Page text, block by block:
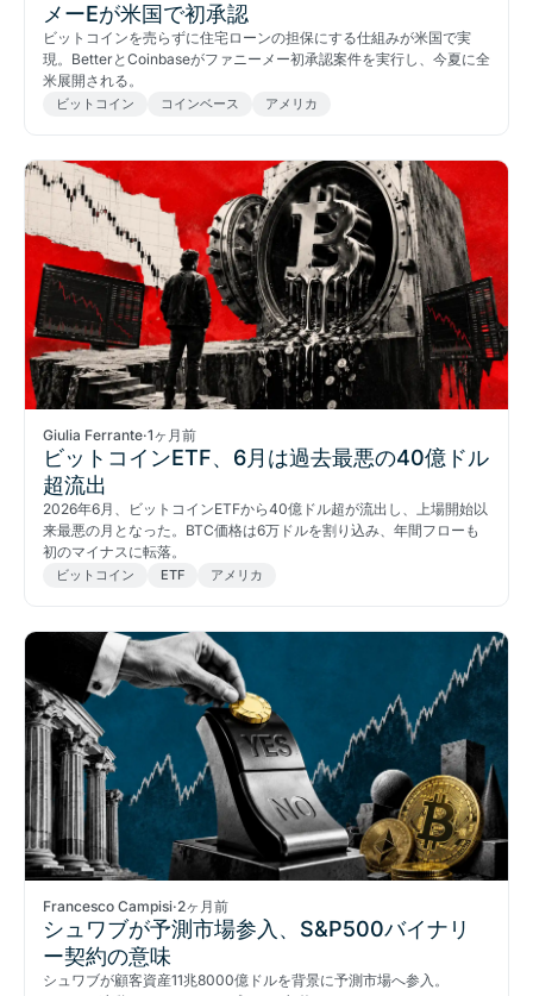
メーEが米国で初承認
ビットコインを売らずに住宅ローンの担保にする仕組みが米国で実
現。BetterとCoinbaseがファニーメー初承認案件を実行し、今夏に全
米展開される。
ビットコイン コインベース アメリカ
Giulia Ferrante·1ヶ月前
ビットコインETF、6月は過去最悪の40億ドル
超流出
2026年6月、ビットコインETFから40億ドル超が流出し、上場開始以
来最悪の月となった。BTC価格は6万ドルを割り込み、年間フローも
初のマイナスに転落。
ビットコイン ETF アメリカ
Francesco Campisi·2ヶ月前
シュワブが予測市場参入、S&P500バイナリ
ー契約の意味
シュワブが顧客資産11兆8000億ドルを背景に予測市場へ参入。